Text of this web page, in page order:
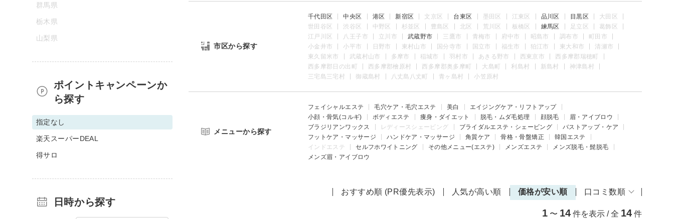
市区から探す
千代田区 中央区 港区 新宿区 文京区 台東区 墨田区 江東区 品川区 目黒区
大田区
世田谷区
渋谷区 中野区 杉並区 豊島区 北区 荒川区 板橋区 練馬区 足立区
葛飾区
江戸川区
八王子市 立川市 武蔵野市 三鷹市 青梅市 府中市 昭島市 調布市
町田市
小金井市
小平市 日野市 東村山市 国分寺市 国立市 福生市 狛江市 東大和市
清瀬市
東久留米市
武蔵村山市 多摩市 稲城市 羽村市 あきる野市 西東京市
西多摩郡瑞穂町
西多摩郡日の出町
西多摩郡檜原村 西多摩郡奥多摩町 大島町 利島村 新島村
神津島村
三宅島三宅村
御蔵島村 八丈島八丈町 青ヶ島村 小笠原村
メニューから探す
フェイシャルエステ 毛穴ケア・毛穴エステ 美白
エイジングケア・リフトアップ
小顔・骨気(コルギ)
ボディエステ 痩身・ダイエット 脱毛・ムダ毛処理 顔脱毛
眉・アイブロウ
ブラジリアンワックス
レディースシェービング ブライダルエステ・シェービング
バストアップ・ケア
フットケア・マッサージ
ハンドケア・マッサージ 角質ケア 骨格・骨盤矯正
韓国エステ
インドエステ
セルフホワイトニング その他メニュー(エステ) メンズエステ
メンズ脱毛・髭脱毛
メンズ眉・アイブロウ
おすすめ順 (PR優先表示) 人気が高い順 価格が安い順 口コミ数順
1 〜 14 件を表示 / 全 14 件
群馬県
栃木県
山梨県
ポイントキャンペーンか
ら探す
指定なし
楽天スーパーDEAL
得サロ
日時から探す